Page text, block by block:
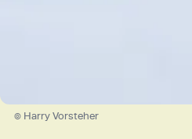
© Harry Vorsteher